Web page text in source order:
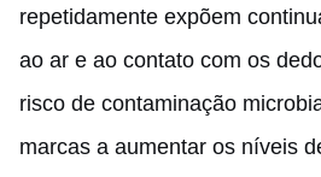
repetidamente expõem
ao ar e ao contato com os
risco de contaminação
marcas a aumentar os níveis